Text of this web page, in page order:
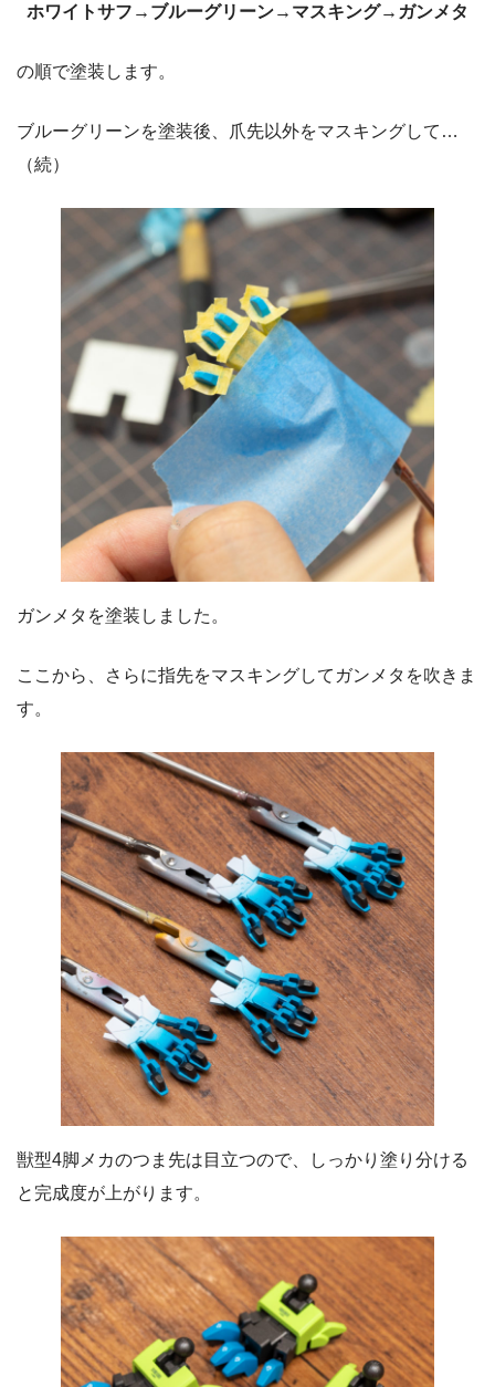
ホワイトサフ→ブルーグリーン→マスキング→ガンメタ
の順で塗装します。
ブルーグリーンを塗装後、爪先以外をマスキングして…
（続）
ガンメタを塗装しました。
ここから、さらに指先をマスキングしてガンメタを吹きま
す。
獣型4脚メカのつま先は目立つので、しっかり塗り分ける
と完成度が上がります。